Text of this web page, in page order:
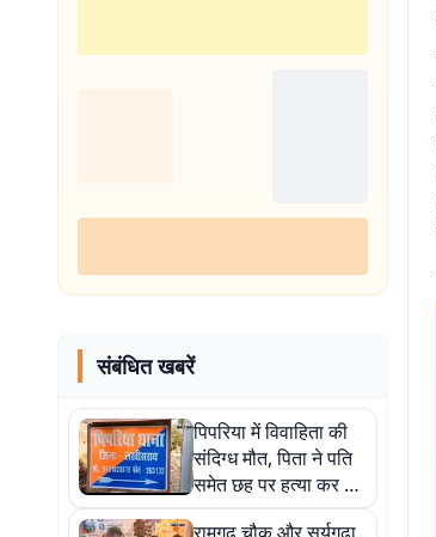
संबंधित खबरें
पिपरिया में विवाहिता की
संदिग्ध मौत, पिता ने पति
समेत छह पर हत्या कर शव
गायब करने का लगाया